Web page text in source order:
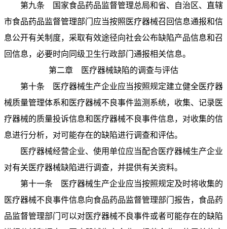
第九条 国家食品药品监督管理总局和省、自治区、直辖
市食品药品监督管理部门应当按照医疗器械召回信息通报和信
息公开有关制度，采取有效途径向社会公布缺陷产品信息和召
回信息，必要时向同级卫生行政部门通报相关信息。
第二章 医疗器械缺陷的调查与评估
第十条 医疗器械生产企业应当按照规定建立健全医疗器
械质量管理体系和医疗器械不良事件监测系统，收集、记录医
疗器械的质量投诉信息和医疗器械不良事件信息，对收集的信
息进行分析，对可能存在的缺陷进行调查和评估。
医疗器械经营企业、使用单位应当配合医疗器械生产企业
对有关医疗器械缺陷进行调查，并提供有关资料。
第十一条 医疗器械生产企业应当按照规定及时将收集的
医疗器械不良事件信息向食品药品监督管理部门报告，食品药
品监督管理部门可以对医疗器械不良事件或者可能存在的缺陷